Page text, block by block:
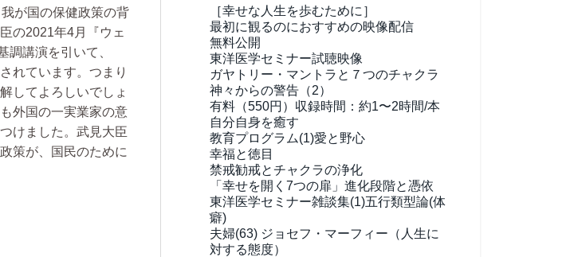
が国の保健政策の背
の2021年4月『ウェ
調講演を引いて、
れています。つまり
してよろしいでしょ
外国の一実業家の意
けました。武見大臣
策が、国民のために
［幸せな人生を歩むために］
最初に観るのにおすすめの映像配信
無料公開
東洋医学セミナー試聴映像
ガヤトリー・マントラと７つのチャクラ
神々からの警告（2）
有料（550円） 収録時間：約1〜2時間/本
自分自身を癒す
教育プログラム(1)愛と野心
幸福と徳目
禁戒勧戒とチャクラの浄化
「幸せを開く7つの扉」進化段階と憑依
東洋医学セミナー雑談集(1)五行類型論(体
癖)
夫婦(63) ジョセフ・マーフィー（人生に
対する態度）